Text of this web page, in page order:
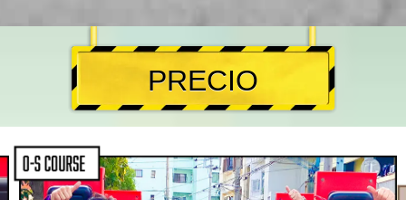
PRECIO